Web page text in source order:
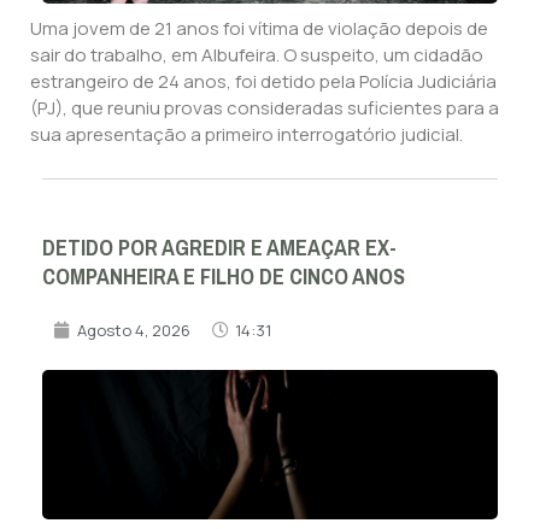
Uma jovem de 21 anos foi vítima de violação depois de
sair do trabalho, em Albufeira. O suspeito, um cidadão
estrangeiro de 24 anos, foi detido pela Polícia Judiciária
(PJ), que reuniu provas consideradas suficientes para a
sua apresentação a primeiro interrogatório judicial.
DETIDO POR AGREDIR E AMEAÇAR EX-
COMPANHEIRA E FILHO DE CINCO ANOS
Agosto 4, 2026 14:31